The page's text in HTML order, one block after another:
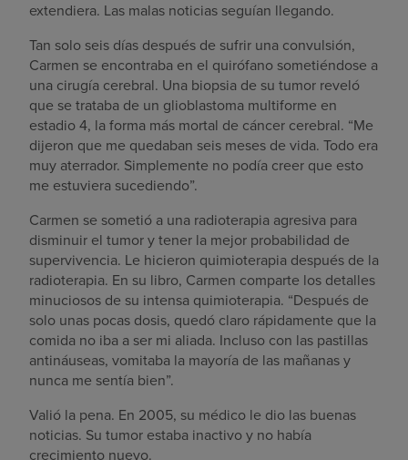
extendiera. Las malas noticias seguían llegando.
Tan solo seis días después de sufrir una convulsión,
Carmen se encontraba en el quirófano sometiéndose a
una cirugía cerebral. Una biopsia de su tumor reveló
que se trataba de un glioblastoma multiforme en
estadio 4, la forma más mortal de cáncer cerebral. “Me
dijeron que me quedaban seis meses de vida. Todo era
muy aterrador. Simplemente no podía creer que esto
me estuviera sucediendo”.
Carmen se sometió a una radioterapia agresiva para
disminuir el tumor y tener la mejor probabilidad de
supervivencia. Le hicieron quimioterapia después de la
radioterapia. En su libro, Carmen comparte los detalles
minuciosos de su intensa quimioterapia. “Después de
solo unas pocas dosis, quedó claro rápidamente que la
comida no iba a ser mi aliada. Incluso con las pastillas
antináuseas, vomitaba la mayoría de las mañanas y
nunca me sentía bien”.
Valió la pena. En 2005, su médico le dio las buenas
noticias. Su tumor estaba inactivo y no había
crecimiento nuevo.